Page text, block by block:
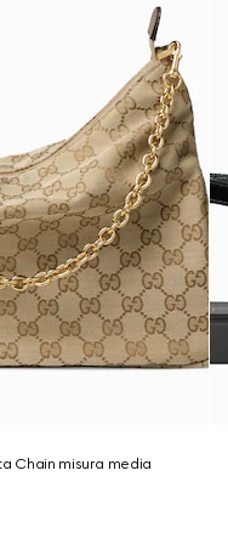
Chain misura media